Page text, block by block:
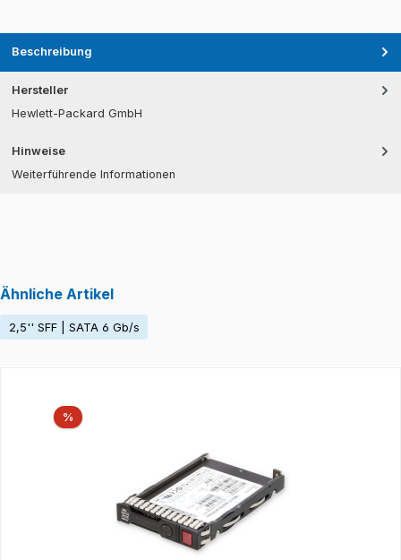
Beschreibung
Hersteller
Hewlett-Packard GmbH
Hinweise
Weiterführende Informationen
Ähnliche Artikel
2,5'' SFF | SATA 6 Gb/s
%Rabatt